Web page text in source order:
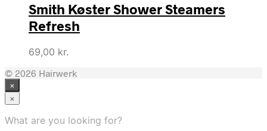
Smith Køster Shower Steamers
Refresh
69,00 kr.
© 2026 Hairwerk
×
×
What are you looking for?